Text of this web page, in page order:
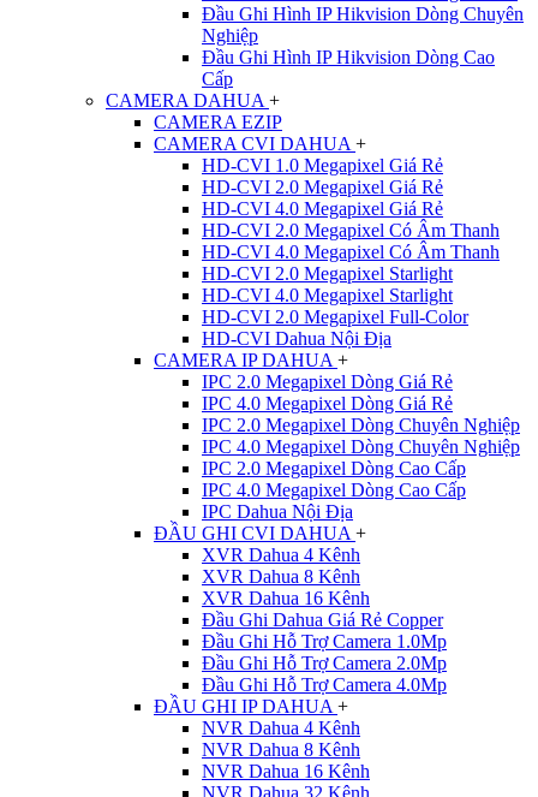
Đầu Ghi Hình IP Hikvision Dòng Chuyên
Nghiệp
Đầu Ghi Hình IP Hikvision Dòng Cao
Cấp
CAMERA DAHUA +
CAMERA EZIP
CAMERA CVI DAHUA +
HD-CVI 1.0 Megapixel Giá Rẻ
HD-CVI 2.0 Megapixel Giá Rẻ
HD-CVI 4.0 Megapixel Giá Rẻ
HD-CVI 2.0 Megapixel Có Âm Thanh
HD-CVI 4.0 Megapixel Có Âm Thanh
HD-CVI 2.0 Megapixel Starlight
HD-CVI 4.0 Megapixel Starlight
HD-CVI 2.0 Megapixel Full-Color
HD-CVI Dahua Nội Địa
CAMERA IP DAHUA +
IPC 2.0 Megapixel Dòng Giá Rẻ
IPC 4.0 Megapixel Dòng Giá Rẻ
IPC 2.0 Megapixel Dòng Chuyên Nghiệp
IPC 4.0 Megapixel Dòng Chuyên Nghiệp
IPC 2.0 Megapixel Dòng Cao Cấp
IPC 4.0 Megapixel Dòng Cao Cấp
IPC Dahua Nội Địa
ĐẦU GHI CVI DAHUA +
XVR Dahua 4 Kênh
XVR Dahua 8 Kênh
XVR Dahua 16 Kênh
Đầu Ghi Dahua Giá Rẻ Copper
Đầu Ghi Hỗ Trợ Camera 1.0Mp
Đầu Ghi Hỗ Trợ Camera 2.0Mp
Đầu Ghi Hỗ Trợ Camera 4.0Mp
ĐẦU GHI IP DAHUA +
NVR Dahua 4 Kênh
NVR Dahua 8 Kênh
NVR Dahua 16 Kênh
NVR Dahua 32 Kênh